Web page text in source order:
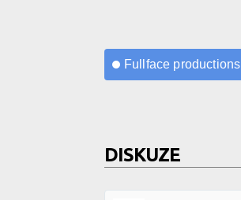
Fullface productions
DISKUZE